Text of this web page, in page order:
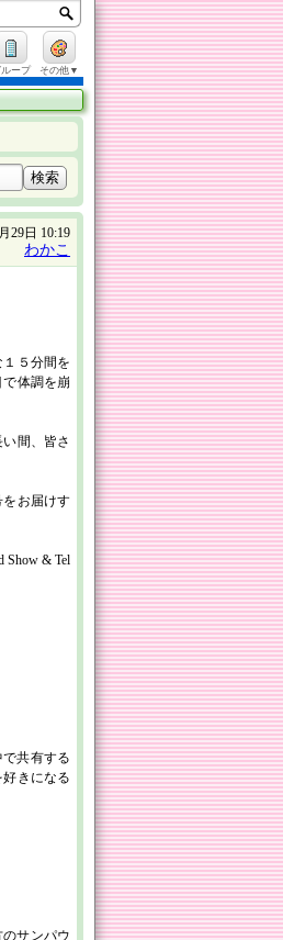
ループ その他▼
29日 10:19
わかこ
５分間を
体調を崩
間、皆さ
をお届けす
Show & Tel
共有する
きになる
のサンパウ